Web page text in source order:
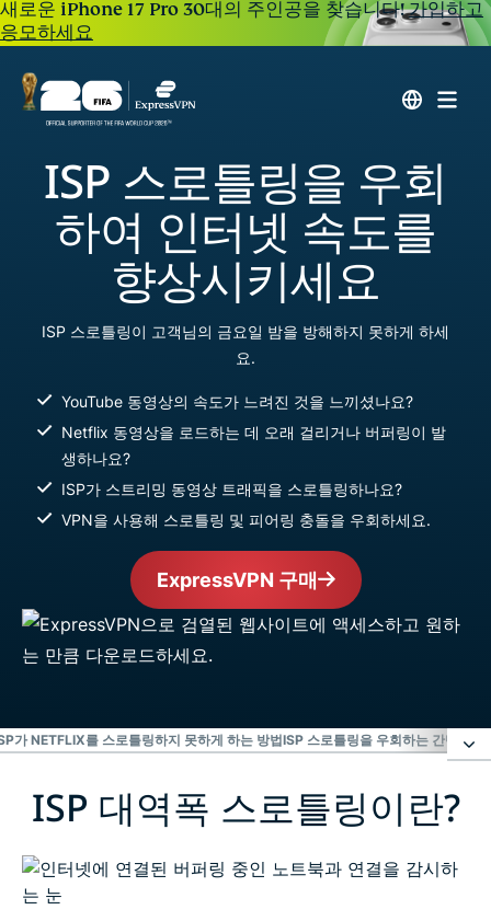
새로운 iPhone 17 Pro 30대의 주인공을 찾습니다!가입하고
응모하세요
ISP 스로틀링을 우회
하여 인터넷 속도를
향상시키세요
ISP 스로틀링이 고객님의 금요일 밤을 방해하지 못하게 하세
요.
YouTube 동영상의 속도가 느려진 것을 느끼셨나요?
Netflix 동영상을 로드하는 데 오래 걸리거나 버퍼링이 발
생하나요?
ISP가 스트리밍 동영상 트래픽을 스로틀링하나요?
VPN을 사용해 스로틀링 및 피어링 충돌을 우회하세요.
ExpressVPN 구매
가 NETFLIX를 스로틀링하지 못하게 하는 방법ISP 스로틀링을 우회하는 간단한 3
ISP 대역폭 스로틀링이란?
ISP가 스로틀링하는 이유
ISP 대역폭 스로틀링이란?